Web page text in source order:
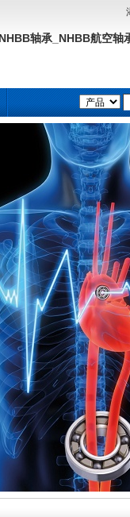
NHBB轴承_NHBB航空轴